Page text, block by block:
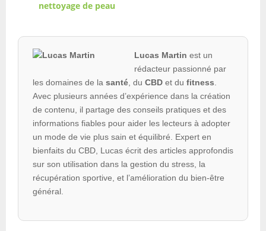
nettoyage de peau
Lucas Martin est un
rédacteur passionné par
les domaines de la santé , du CBD et du fitness
Avec plusieurs années d’expérience dans la création
de contenu, il partage des conseils pratiques et des
informations fiables pour aider les lecteurs à adopter
un mode de vie plus sain et équilibré. Expert en
bienfaits du CBD, Lucas écrit des articles approfondis
sur son utilisation dans la gestion du stress, la
récupération sportive, et l’amélioration du bien-être
général.